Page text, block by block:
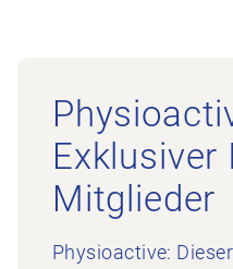
Mitglieder
Physioactive: